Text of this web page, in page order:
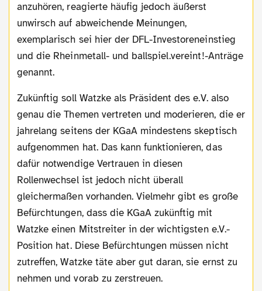
anzuhören, reagierte häufig jedoch äußerst
unwirsch auf abweichende Meinungen,
exemplarisch sei hier der DFL-Investoreneinstieg
und die Rheinmetall- und ballspiel.vereint!-Anträge
genannt.
Zukünftig soll Watzke als Präsident des e.V. also
genau die Themen vertreten und moderieren, die er
jahrelang seitens der KGaA mindestens skeptisch
aufgenommen hat. Das kann funktionieren, das
dafür notwendige Vertrauen in diesen
Rollenwechsel ist jedoch nicht überall
gleichermaßen vorhanden. Vielmehr gibt es große
Befürchtungen, dass die KGaA zukünftig mit
Watzke einen Mitstreiter in der wichtigsten e.V.-
Position hat. Diese Befürchtungen müssen nicht
zutreffen, Watzke täte aber gut daran, sie ernst zu
nehmen und vorab zu zerstreuen.